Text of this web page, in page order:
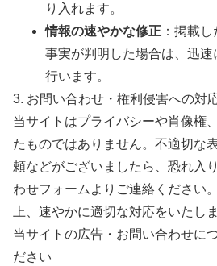
り入れます。
情報の速やかな修正 ：掲載
事実が判明した場合は、迅
行います。
3. お問い合わせ・権利侵害への対
当サイトはプライバシーや肖像権
たものではありません。不適切な
頼などがございましたら、恐れ入
わせフォームよりご連絡ください
上、速やかに適切な対応をいたしま
当サイトの広告・お問い合わせに
ださい